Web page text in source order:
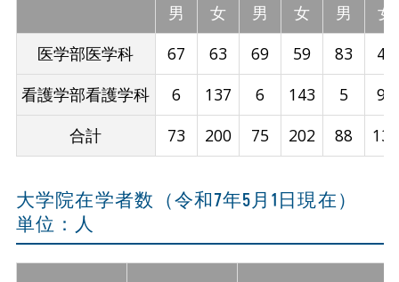
男
女 男 女 男
女
医学部医学科
67 63 69 59 83
42
看護学部看護学科
6 137 6 143 5
95
合計
73 200 75 202 88 137
大学院在学者数（令和7年5月1日現在）
単位：人